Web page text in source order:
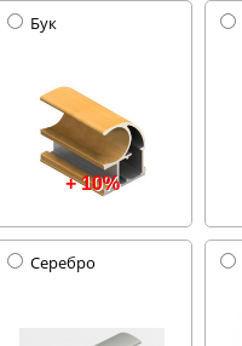
Бук
+ 10%
Серебро